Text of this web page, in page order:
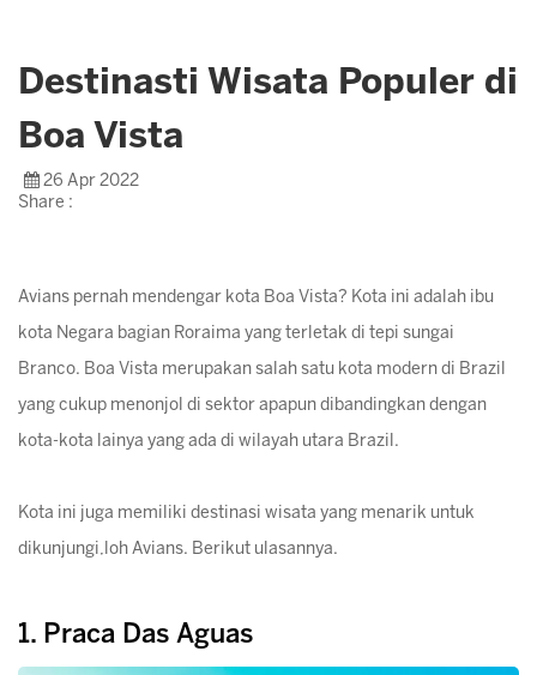
Destinasti Wisata Populer di
Boa Vista
26 Apr 2022
Share :
Avians pernah mendengar kota Boa Vista? Kota ini adalah ibu
kota Negara bagian Roraima yang terletak di tepi sungai
Branco. Boa Vista merupakan salah satu kota modern di Brazil
yang cukup menonjol di sektor apapun dibandingkan dengan
kota-kota lainya yang ada di wilayah utara Brazil.
Kota ini juga memiliki destinasi wisata yang menarik untuk
dikunjungi,loh Avians. Berikut ulasannya.
1. Praca Das Aguas